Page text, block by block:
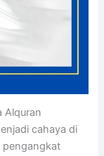
Alquran
cahaya di
pengangkat